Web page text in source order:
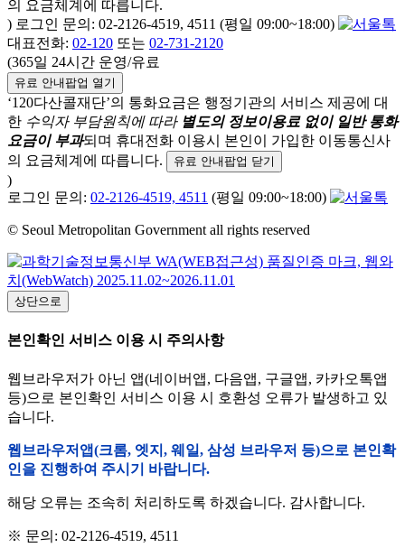
의 요금체계에 따릅니다.
) 로그인 문의: 02-2126-4519, 4511 (평일 09:00~18:00)
대표전화: 02-120 또는 02-731-2120
(365일 24시간 운영/유료
유료 안내팝업 열기
‘120다산콜재단’의 통화요금은 행정기관의 서비스 제공에 대
한 수익자 부담원칙에 따라 별도의 정보이용료 없이 일반 통화
요금이 부과되며 휴대전화 이용시 본인이 가입한 이동통신사
의 요금체계에 따릅니다.
유료 안내팝업 닫기
)
로그인 문의: 02-2126-4519, 4511 (평일 09:00~18:00)
© Seoul Metropolitan Government all rights reserved
상단으로
본인확인 서비스 이용 시 주의사항
웹브라우저가 아닌 앱(네이버앱, 다음앱, 구글앱, 카카오톡앱
등)으로 본인확인 서비스 이용 시 호환성 오류가 발생하고 있
습니다.
웹브라우저앱(크롬, 엣지, 웨일, 삼성 브라우저 등)으로 본인확
인을 진행하여 주시기 바랍니다.
해당 오류는 조속히 처리하도록 하겠습니다. 감사합니다.
※ 문의: 02-2126-4519, 4511